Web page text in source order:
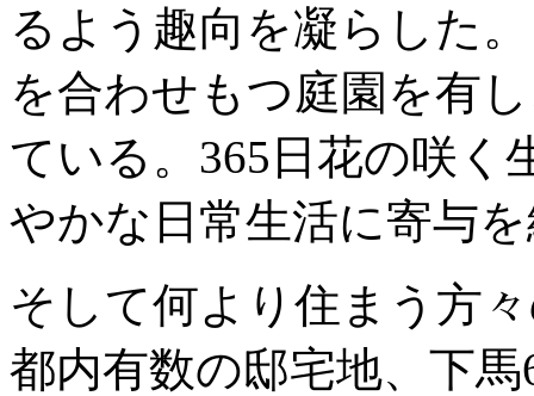
るよう趣向を凝らした
を合わせもつ庭園を有
ている。365日花の咲く
やかな日常生活に寄与
そして何より住まう方
都内有数の邸宅地、下